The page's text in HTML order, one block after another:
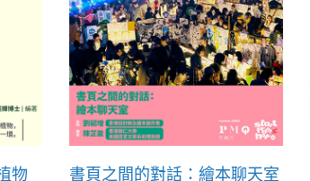
物 書頁之間的對話：繪本聊天室